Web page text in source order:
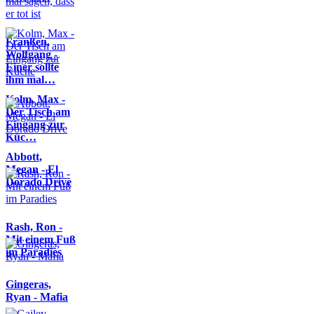
Franßen,
Wolfgang -
Einer sollte
ihm mal…
Kolm, Max -
Der Tisch am
Eingang zur
Küc…
Abbott,
Megan - El
Dorado Drive
Rash, Ron -
Mit einem Fuß
im Paradies
Gingeras,
Ryan - Mafia